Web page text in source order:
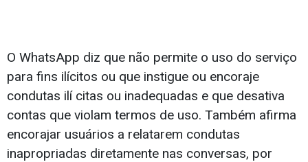
O WhatsApp diz que não permite o uso do serviço
para fins ilícitos ou que instigue ou encoraje
condutas ilí citas ou inadequadas e que desativa
contas que violam termos de uso. Também afirma
encorajar usuários a relatarem condutas
inapropriadas diretamente nas conversas, por